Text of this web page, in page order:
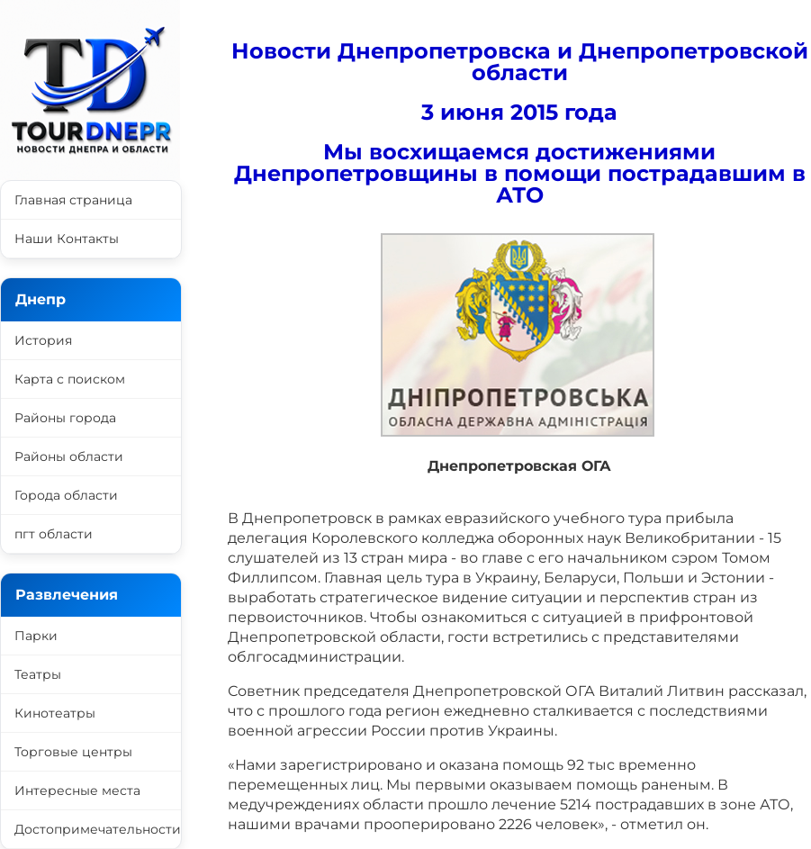
Новости Днепропетровска и Днепропетровской
области
3 июня 2015 года
Мы восхищаемся достижениями
Днепропетровщины в помощи пострадавшим в
АТО
Днепропетровская ОГА
В Днепропетровск в рамках евразийского учебного тура прибыла
делегация Королевского колледжа оборонных наук Великобритании - 15
слушателей из 13 стран мира - во главе с его начальником сэром Томом
Филлипсом. Главная цель тура в Украину, Беларуси, Польши и Эстонии -
выработать стратегическое видение ситуации и перспектив стран из
первоисточников. Чтобы ознакомиться с ситуацией в прифронтовой
Днепропетровской области, гости встретились с представителями
облгосадминистрации.
Советник председателя Днепропетровской ОГА Виталий Литвин рассказал,
что с прошлого года регион ежедневно сталкивается с последствиями
военной агрессии России против Украины.
«Нами зарегистрировано и оказана помощь 92 тыс временно
перемещенных лиц. Мы первыми оказываем помощь раненым. В
медучреждениях области прошло лечение 5214 пострадавших в зоне АТО,
нашими врачами прооперировано 2226 человек», - отметил он.
Главная страница
Наши Контакты
Днепр
История
Карта с поиском
Районы города
Районы области
Города области
пгт области
Развлечения
Парки
Театры
Кинотеатры
Торговые центры
Интересные места
Достопримечательности